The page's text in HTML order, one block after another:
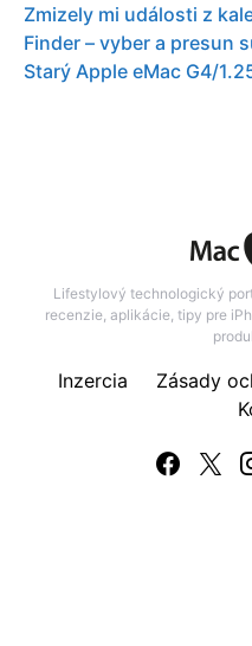
Zmizely mi události z
Finder – vyber a presun
Starý Apple eMac G4/
Lifestylový technologický
recenzie, aplikácie, tipy pre
Inzercia
Zásady